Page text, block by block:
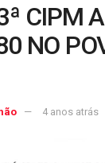
CIPM
NO
4 anos atrás